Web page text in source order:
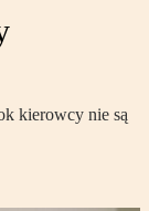
kierowcy nie są